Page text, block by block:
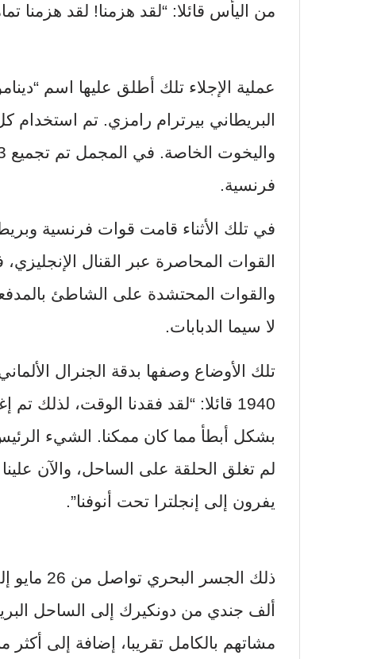
من اليأس قائلا: “لقد هزمنا! لقد هزمنا
عملية الإجلاء تلك أطلق عليها اسم
البريطاني بيرترام رامزي. تم
فرنسية.
في تلك الأثناء قامت قوات فرنسية
القوات المحاصرة عبر القنال
والقوات المحتشدة على الشاطئ
لا سيما الدبابات.
1940 قائلا: “لقد فقدنا الوقت، لذلك
بشكل أبطأ مما كان ممكنا. الشيء
لم تغلق الحلقة على الساحل، والآن
يفرون إلى إنجلترا تحت أنوفنا”.
ألف جندي من دونكيرك إلى الساحل